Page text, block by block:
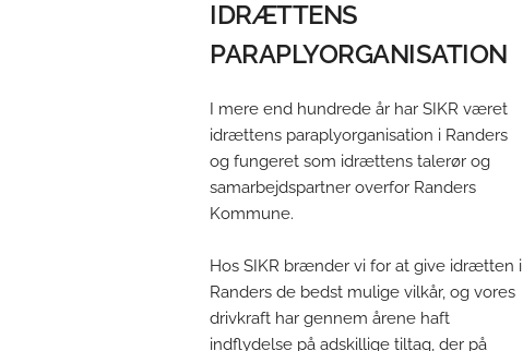
IDRÆTTENS
PARAPLYORGANISATION
I mere end hundrede år har SIKR været
idrættens paraplyorganisation i Randers
og fungeret som idrættens talerør og
samarbejdspartner overfor Randers
Kommune.
Hos SIKR brænder vi for at give idrætten i
Randers de bedst mulige vilkår, og vores
drivkraft har gennem årene haft
indflydelse på adskillige tiltag, der på